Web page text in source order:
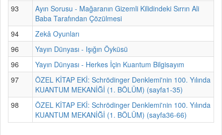
93
Ayın Sorusu - Mağaranın Gizemli Kilidindeki Sırrın Ali
Baba Tarafından Çözülmesi
94
Zekâ Oyunları
96
Yayın Dünyası - Işığın Öyküsü
96
Yayın Dünyası - Herkes İçin Kuantum Bilgisayım
97
ÖZEL KİTAP EKİ: Schrödinger Denklemi'nin 100. Yılında
KUANTUM MEKANİĞİ (1. BÖLÜM) (sayfa1-35)
98
ÖZEL KİTAP EKİ: Schrödinger Denklemi'nin 100. Yılında
KUANTUM MEKANİĞİ (1. BÖLÜM) (sayfa36-66)